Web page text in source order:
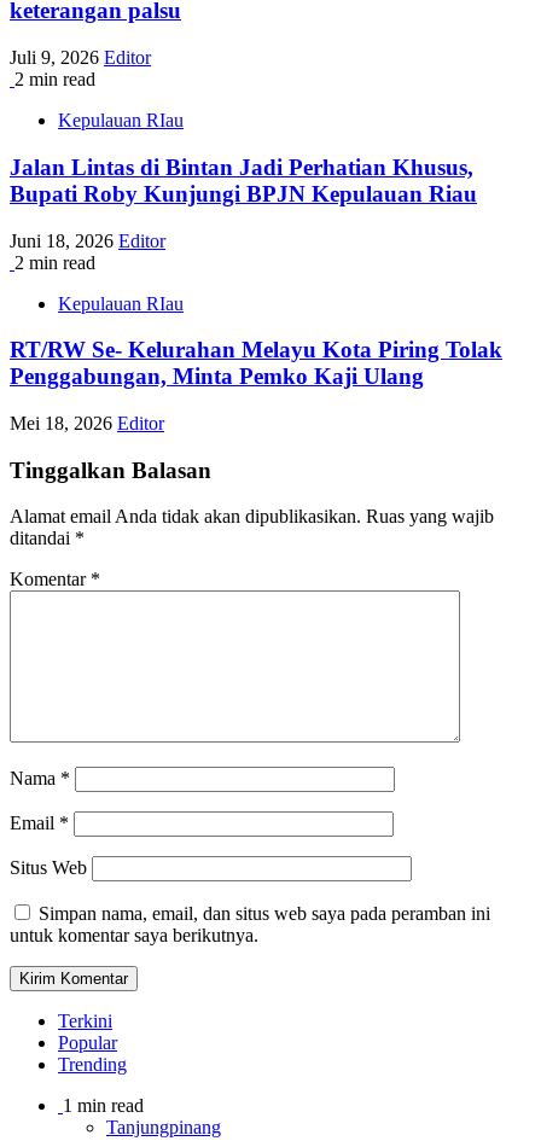
keterangan palsu
Juli 9, 2026 Editor
2 min read
Kepulauan RIau
Jalan Lintas di Bintan Jadi Perhatian Khusus,
Bupati Roby Kunjungi BPJN Kepulauan Riau
Juni 18, 2026 Editor
2 min read
Kepulauan RIau
RT/RW Se- Kelurahan Melayu Kota Piring Tolak
Penggabungan, Minta Pemko Kaji Ulang
Mei 18, 2026 Editor
Tinggalkan Balasan
Alamat email Anda tidak akan dipublikasikan. Ruas yang wajib
ditandai *
Komentar *
Nama *
Email *
Situs Web
Simpan nama, email, dan situs web saya pada peramban ini
untuk komentar saya berikutnya.
Terkini
Popular
Trending
1 min read
Tanjungpinang